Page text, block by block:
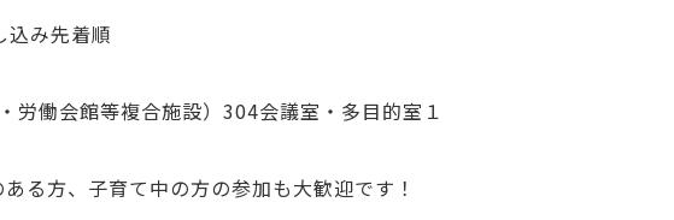
み先着順
労働会館等複合施設） 304会議室・多目的室１
る方、 子育て中の方の参加も大歓迎です！